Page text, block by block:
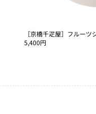
［京橋千疋屋］フルーツ
5,400円